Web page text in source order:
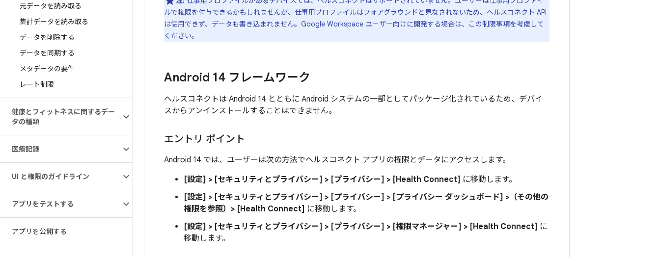
元データを読み取る
集計データを読み取る
データを削除する
データを同期する
メタデータの要件
レート制限
健康とフィットネスに関するデー
タの種類
医療記録
UI と権限のガイドライン
アプリをテストする
アプリを公開する
ルで権限を付与できるかもしれませんが、仕事用プロファイルはフォアグラウンドと見なされないため、ヘルスコネクト API
は使用できず、データも書き込まれません。Google Workspace ユーザー向けに開発する場合は、この制限事項を考慮して
ください。
Android 14 フレームワーク
ヘルスコネクトは Android 14 とともに Android システムの一部としてパッケージ化されているため、デバイ
スからアンインストールすることはできません。
エントリ ポイント
Android 14 では、ユーザーは次の方法でヘルスコネクト アプリの権限とデータにアクセスします。
[設定] > [セキュリティとプライバシー] > [プライバシー] > [Health Connect] に移動します。
[設定] > [セキュリティとプライバシー] > [プライバシー] > [プライバシー ダッシュボード] >（その他の
権限を参照）> [Health Connect] に移動します。
[設定] > [セキュリティとプライバシー] > [プライバシー] > [権限マネージャー] > [Health Connect] に
移動します。